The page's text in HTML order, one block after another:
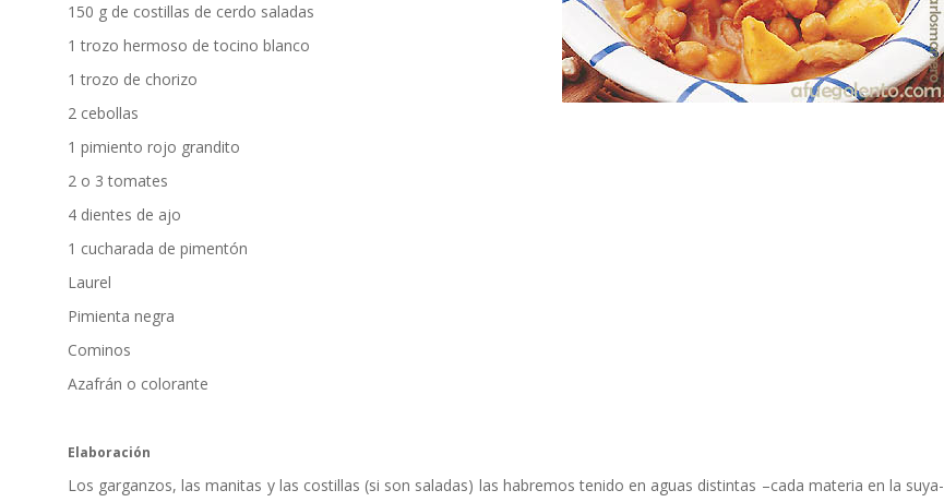
150 g de costillas de cerdo saladas
1 trozo hermoso de tocino blanco
1 trozo de chorizo
2 cebollas
1 pimiento rojo grandito
2 o 3 tomates
4 dientes de ajo
1 cucharada de pimentón
Laurel
Pimienta negra
Cominos
Azafrán o colorante
Elaboración
Los garganzos, las manitas y las costillas (si son saladas) las habremos tenido en aguas distintas –cada materia en la suya-